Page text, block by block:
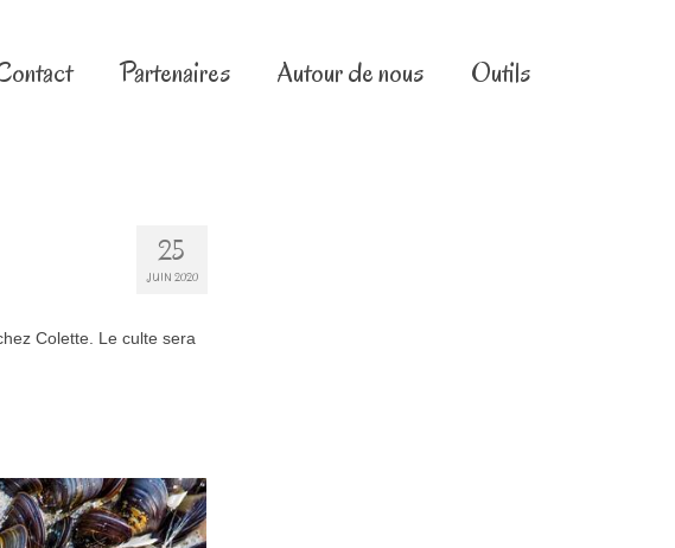
Partenaires Autour de nous Outils
25
JUIN 2020
Colette. Le culte sera